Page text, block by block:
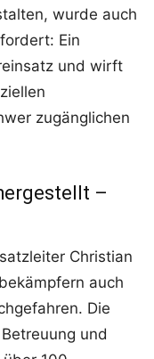
wurde auch
Ein
und wirft
zugänglichen
–
Christian
auch
Die
und